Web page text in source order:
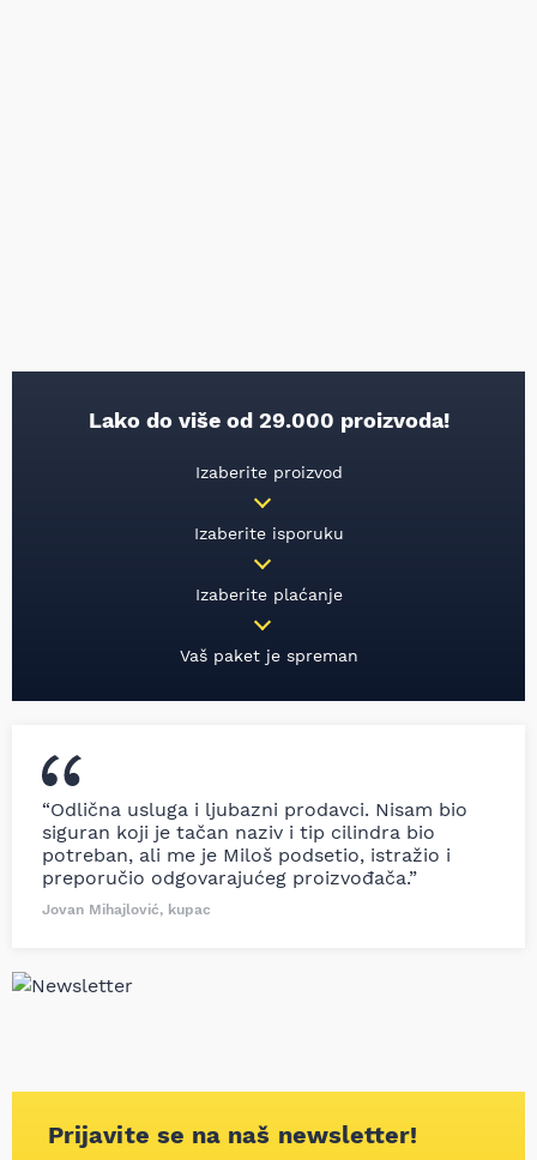
Lako do više od 29.000 proizvoda!
Izaberite proizvod
Izaberite isporuku
Izaberite plaćanje
Vaš paket je spreman
“Odlična usluga i ljubazni prodavci. Nisam bio
siguran koji je tačan naziv i tip cilindra bio
potreban, ali me je Miloš podsetio, istražio i
preporučio odgovarajućeg proizvođača.”
Jovan Mihajlović, kupac
Prijavite se na naš newsletter!